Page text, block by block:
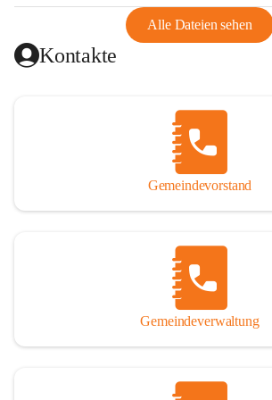
Aus diesem Grund war die Bevölkerung
Schmuggel zu betreiben. Es kam oft zu
Überfällen und Schießereien. Erst mit dem
wirtschaftlich ging es bergauf. Dieser
1926. Es folgten Arbeitslosigkeit,
Unanbringlichkeit von Produkten. Daher
Anschluss an das Deutsche Reich
Weltkrieg ausbrach, schwang die
26 Männer an der Front, weitere 16
Von 1971 bis 1991 gehörte Wörterberg zur
Ollersdorf. Durch den Einsatz von
wurde Wörterberg 1991 wieder eine
Die Gemeinde liegt im Südburgenland im
Alle Dateien sehen
Kontakte
Gemeindevorstand
Gemeindeverwaltung